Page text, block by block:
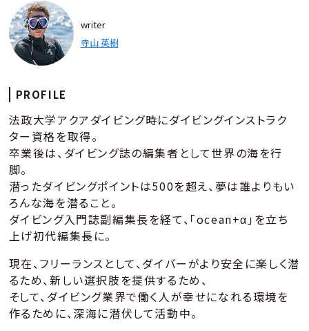
writer
寺山 英樹
PROFILE
法政大学アクアダイビング時にダイビングインストラク
ター資格を取得。
卒業後は、ダイビング誌の編集者として世界の海を行
脚。
潜ったダイビングポイントは500を超え、夢は誰よりもい
ろんな海を潜ること。
ダイビング入門誌副編集長を経て、「ocean+α」を立ち
上げ初代編集長に。
現在、フリーランスとして、ダイバーがより安全に楽しく潜
るため、新しい選択肢を提供するため、
そして、ダイビング業界で働く人が幸せになれる環境を
作るために、深海に潜伏して活動中。